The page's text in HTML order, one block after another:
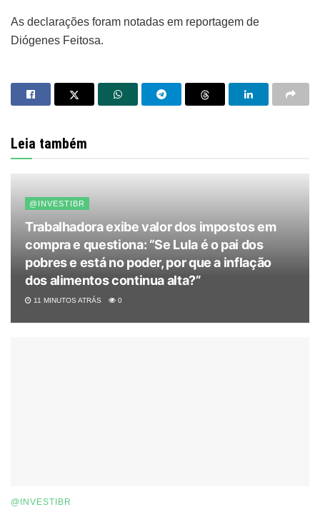
As declarações foram notadas em reportagem de
Diógenes Feitosa.
Leia também
@INVESTIBR
Trabalhadora exibe valor dos impostos em
compra e questiona: “Se Lula é o pai dos
pobres e está no poder, por que a inflação
dos alimentos continua alta?”
11 MINUTOS ATRÁS 0
@INVESTIBR